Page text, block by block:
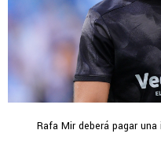
Rafa Mir deberá pagar